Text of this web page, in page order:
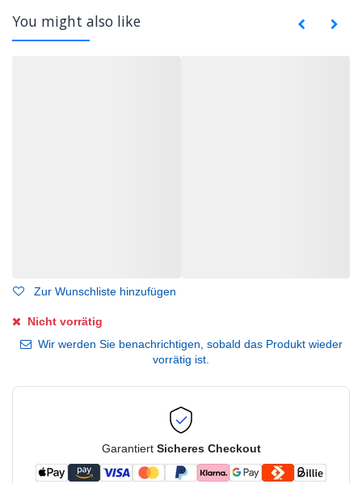
You might also like
Zur Wunschliste hinzufügen
Nicht vorrätig
Wir werden Sie benachrichtigen, sobald das Produkt wieder
vorrätig ist.
Garantiert Sicheres Checkout